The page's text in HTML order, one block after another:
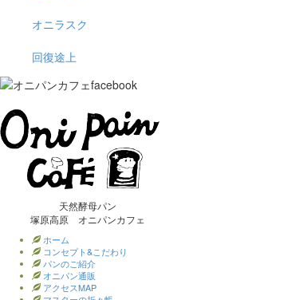
オニラスク
回復途上
天然酵母パン
塚原高原 オニパンカフェ
ホーム
コンセプト&こだわり
パンのご紹介
オニパン通販
アクセスMAP